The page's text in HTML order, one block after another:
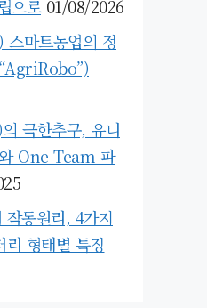
으로 01/08/2026
마트농업의 정
극한추구, 유니
One Team 파
작동원리, 4가지
형태별 특징